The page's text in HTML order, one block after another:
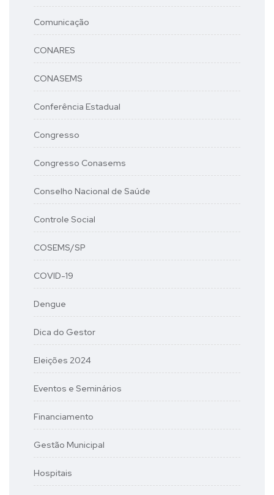
Comunicação
CONARES
CONASEMS
Conferência Estadual
Congresso
Congresso Conasems
Conselho Nacional de Saúde
Controle Social
COSEMS/SP
COVID-19
Dengue
Dica do Gestor
Eleições 2024
Eventos e Seminários
Financiamento
Gestão Municipal
Hospitais